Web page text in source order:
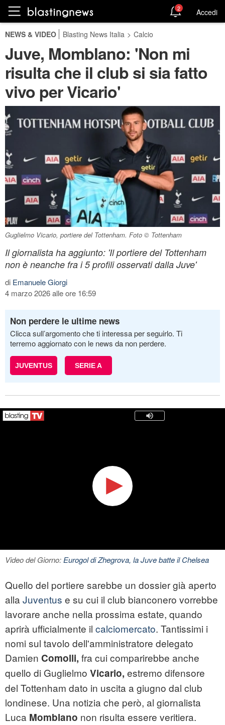
2 Accedi
NEWS & VIDEO Blasting News Italia > Calcio
Juve, Momblano: 'Non mi
risulta che il club si sia fatto
vivo per Vicario'
Guglielmo Vicario, portiere del Tottenham. Foto © Tottenham
Il giornalista ha aggiunto: 'Il portiere del Tottenham
non è neanche fra i 5 profili osservati dalla Juve'
di Emanuele Giorgi
4 marzo 2026 alle ore 16:59
Non perdere le ultime news
Clicca sull’argomento che ti interessa per seguirlo. Ti
terremo aggiornato con le news da non perdere.
JUVENTUS SERIE A
Video del Giorno:Eurogol di Zhegrova, la Juve batte il Chelsea
Quello del portiere sarebbe un dossier già aperto
alla Juventus e su cui il club bianconero vorrebbe
lavorare anche nella prossima estate, quando
aprirà ufficialmente il calciomercato. Tantissimi i
nomi sul tavolo dell'amministratore delegato
Damien Comolli, fra cui comparirebbe anche
quello di Guglielmo Vicario, estremo difensore
del Tottenham dato in uscita a giugno dal club
londinese. Una notizia che però, al giornalista
Luca Momblano non risulta essere veritiera.